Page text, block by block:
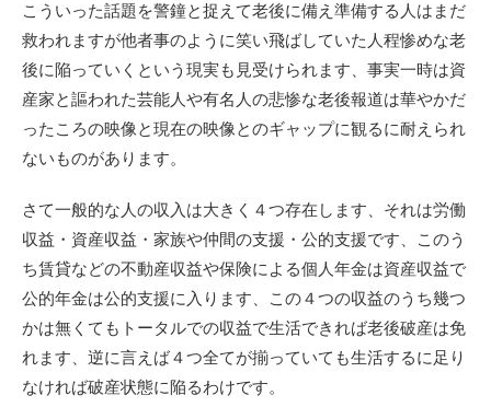
こういった話題を警鐘と捉えて老後に備え準備する人はまだ
救われますが他者事のように笑い飛ばしていた人程惨めな老
後に陥っていくという現実も見受けられます、事実一時は資
産家と謳われた芸能人や有名人の悲惨な老後報道は華やかだ
ったころの映像と現在の映像とのギャップに観るに耐えられ
ないものがあります。
さて一般的な人の収入は大きく４つ存在します、それは労働
収益・資産収益・家族や仲間の支援・公的支援です、このう
ち賃貸などの不動産収益や保険による個人年金は資産収益で
公的年金は公的支援に入ります、この４つの収益のうち幾つ
かは無くてもトータルでの収益で生活できれば老後破産は免
れます、逆に言えば４つ全てが揃っていても生活するに足り
なければ破産状態に陥るわけです。